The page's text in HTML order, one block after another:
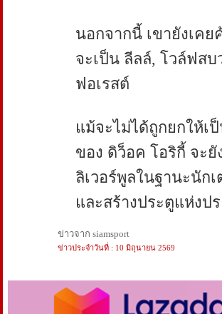
นอกจากนี้ เขายังเค
จะเป็น ลีลล์, โวล์ฟส
ฟอเรสต์
แม้จะไม่ได้ถูกยกให้เ
ของ ดิว็อค โอริกี้ จะ
ลิเวอร์พูลในฐานะนัก
และสร้างประตูแห่งป
ข่าวจาก siamsport
ข่าวประจำวันที่ : 10 มิถุนายน 2569